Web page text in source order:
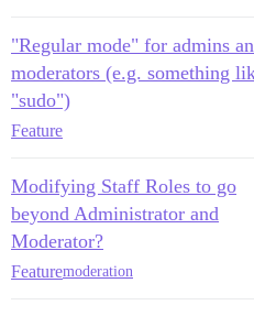
"Regular mode" for admins
moderators (e.g. something
"sudo")
Feature
Modifying Staff Roles to go
beyond Administrator and
Moderator?
Featuremoderation